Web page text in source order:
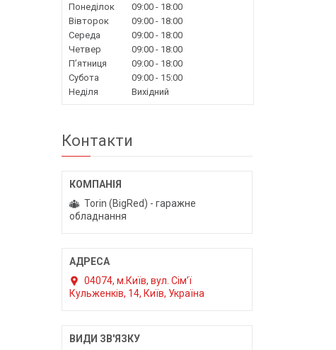
Понеділок 09:00
18:00
Вівторок
09:00
18:00
Середа
09:00
18:00
Четвер
09:00
18:00
Пʼятниця
09:00
18:00
Субота
09:00
15:00
Неділя
Вихідний
Контакти
Torin (BigRed) - гаражне
обладнання
04074, м.Київ, вул. Сім’ї
Кульженків, 14, Київ, Україна